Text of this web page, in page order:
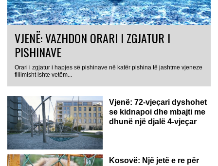
VJENË: VAZHDON ORARI I ZGJATUR I
PISHINAVE
Orari i zgjatur i hapjes së pishinave në katër pishina të jashtme vjeneze
fillimisht ishte vetëm...
Vjenë: 72-vjeçari dyshohet
se kidnapoi dhe mbajti me
dhunë një djalë 4-vjeçar
Kosovë: Një jetë e re për